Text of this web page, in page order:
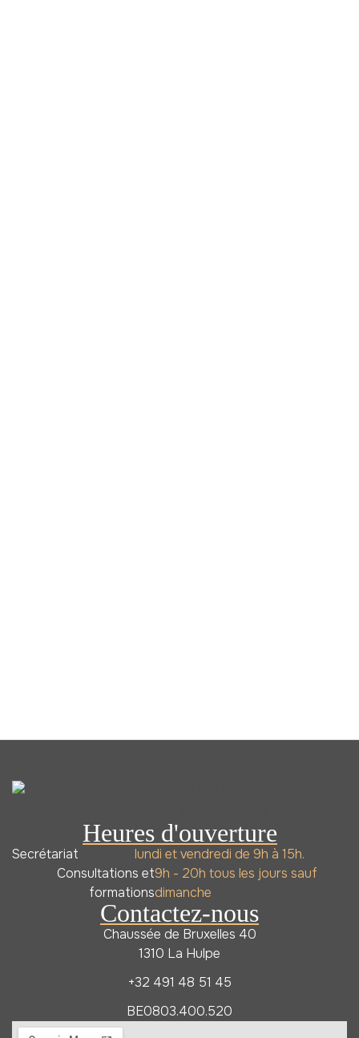
Contactez-nous
Chaussée de Bruxelles 40
1310 La Hulpe
+32 491 48 51 45
BE0803.400.520
Heures d'ouverture
Secrétariat
lundi et vendredi de 9h à 15h.
Consultations et
formations
9h - 20h tous les jours sauf
dimanche